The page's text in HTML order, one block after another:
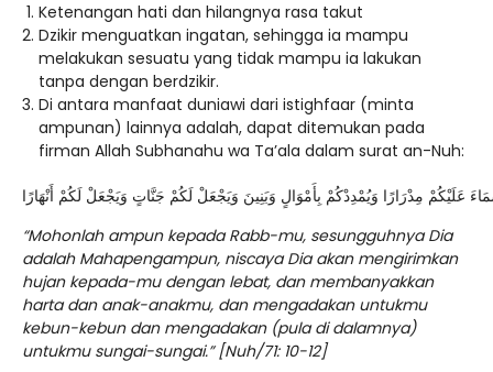
Ketenangan hati dan hilangnya rasa takut
Dzikir menguatkan ingatan, sehingga ia mampu
melakukan sesuatu yang tidak mampu ia lakukan
tanpa dengan berdzikir.
Di antara manfaat duniawi dari istighfaar (minta
ampunan) lainnya adalah, dapat ditemukan pada
firman Allah Subhanahu wa Ta’ala dalam surat an-Nuh:
عَلَيْكُمْ مِدْرَارًا وَيُمْدِدْكُمْ بِأَمْوَالٍ وَبَنِينَ وَيَجْعَلْ لَكُمْ جَنَّاتٍ وَيَجْعَلْ لَكُمْ أَنْهَارًا
“Mohonlah ampun kepada Rabb-mu, sesungguhnya Dia
adalah Mahapengampun, niscaya Dia akan mengirimkan
hujan kepada-mu dengan lebat, dan membanyakkan
harta dan anak-anakmu, dan mengadakan untukmu
kebun-kebun dan mengadakan (pula di dalamnya)
untukmu sungai-sungai.” [Nuh/71: 10-12]